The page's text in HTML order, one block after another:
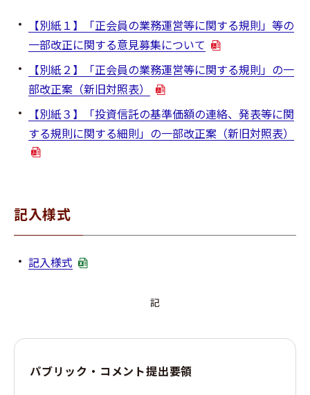
【別紙１】「正会員の業務運営等に関する規則」等の
一部改正に関する意見募集について
【別紙２】「正会員の業務運営等に関する規則」の一
部改正案（新旧対照表）
【別紙３】「投資信託の基準価額の連絡、発表等に関
する規則に関する細則」の一部改正案（新旧対照表）
記入様式
記入様式
記
パブリック・コメント提出要領